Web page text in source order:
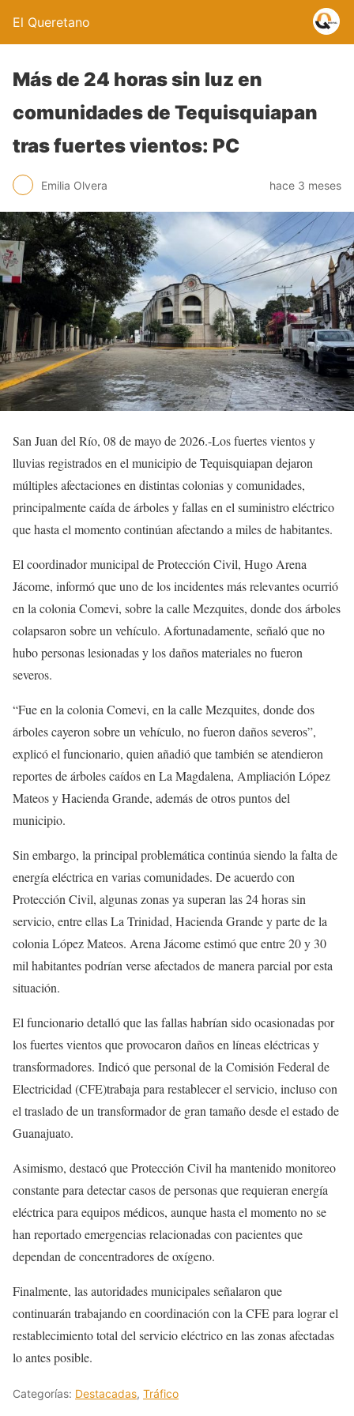
El Queretano
Más de 24 horas sin luz en
comunidades de Tequisquiapan
tras fuertes vientos: PC
Emilia Olvera hace 3 meses
San Juan del Río, 08 de mayo de 2026.-Los fuertes vientos y
lluvias registrados en el municipio de Tequisquiapan dejaron
múltiples afectaciones en distintas colonias y comunidades,
principalmente caída de árboles y fallas en el suministro eléctrico
que hasta el momento continúan afectando a miles de habitantes.
El coordinador municipal de Protección Civil, Hugo Arena
Jácome, informó que uno de los incidentes más relevantes ocurrió
en la colonia Comevi, sobre la calle Mezquites, donde dos árboles
colapsaron sobre un vehículo. Afortunadamente, señaló que no
hubo personas lesionadas y los daños materiales no fueron
severos.
“Fue en la colonia Comevi, en la calle Mezquites, donde dos
árboles cayeron sobre un vehículo, no fueron daños severos”,
explicó el funcionario, quien añadió que también se atendieron
reportes de árboles caídos en La Magdalena, Ampliación López
Mateos y Hacienda Grande, además de otros puntos del
municipio.
Sin embargo, la principal problemática continúa siendo la falta de
energía eléctrica en varias comunidades. De acuerdo con
Protección Civil, algunas zonas ya superan las 24 horas sin
servicio, entre ellas La Trinidad, Hacienda Grande y parte de la
colonia López Mateos. Arena Jácome estimó que entre 20 y 30
mil habitantes podrían verse afectados de manera parcial por esta
situación.
El funcionario detalló que las fallas habrían sido ocasionadas por
los fuertes vientos que provocaron daños en líneas eléctricas y
transformadores. Indicó que personal de la Comisión Federal de
Electricidad (CFE)trabaja para restablecer el servicio, incluso con
el traslado de un transformador de gran tamaño desde el estado de
Guanajuato.
Asimismo, destacó que Protección Civil ha mantenido monitoreo
constante para detectar casos de personas que requieran energía
eléctrica para equipos médicos, aunque hasta el momento no se
han reportado emergencias relacionadas con pacientes que
dependan de concentradores de oxígeno.
Finalmente, las autoridades municipales señalaron que
continuarán trabajando en coordinación con la CFE para lograr el
restablecimiento total del servicio eléctrico en las zonas afectadas
lo antes posible.
Categorías: Destacadas, Tráfico